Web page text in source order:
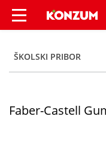
Faber-
ŠKOLSKI PRIBOR
Faber-Castell